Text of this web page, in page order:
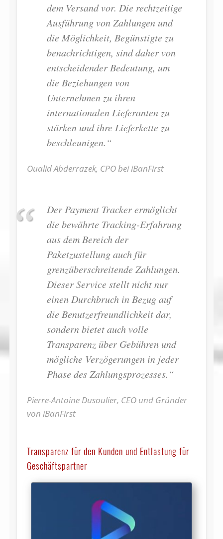
dem Versand vor. Die rechtzeitige
Ausführung von Zahlungen und
die Möglichkeit, Begünstigte zu
benachrichtigen, sind daher von
entscheidender Bedeutung, um
die Beziehungen von
Unternehmen zu ihren
internationalen Lieferanten zu
stärken und ihre Lieferkette zu
beschleunigen.“
Oualid Abderrazek, CPO bei iBanFirst
Der Payment Tracker ermöglicht
die bewährte Tracking-Erfahrung
aus dem Bereich der
Paketzustellung auch für
grenzüberschreitende Zahlungen.
Dieser Service stellt nicht nur
einen Durchbruch in Bezug auf
die Benutzerfreundlichkeit dar,
sondern bietet auch volle
Transparenz über Gebühren und
mögliche Verzögerungen in jeder
Phase des Zahlungsprozesses.“
Pierre-Antoine Dusoulier, CEO und Gründer
von iBanFirst
Transparenz für den Kunden und Entlastung für
Geschäftspartner